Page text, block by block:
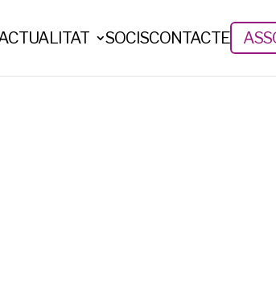
SOCISCONTACTE